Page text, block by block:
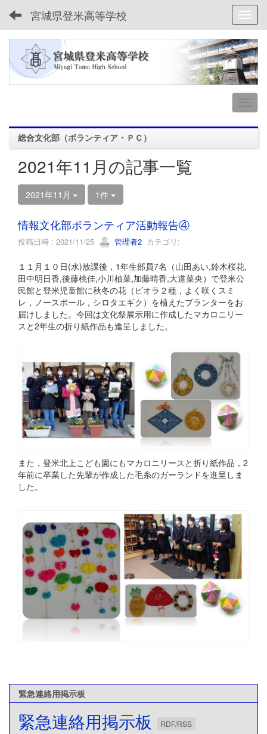
宮城県登米高等学校
総合文化部（ボランティア・ＰＣ）
2021年11月の記事一覧
2021年11月 1件
情報文化部ボランティア活動報告④
投稿日時 : 2021/11/25 管理者2 カテゴリ:
１１月１０日(水)放課後，1年生部員7名（山田あい,鈴木桜花,
田中明日香,後藤桃佳,小川柚菜,加藤晴香,大道菜央）で登米公
民館と登米児童館に秋冬の花（ビオラ２種，よく咲くスミ
レ，ノースポール，シロタエギク）を植えたプランターをお
届けしました。今回は文化祭展示用に作成したマカロニリー
スと2年生の折り紙作品も進呈しました。
また，登米北上こども園にもマカロニリースと折り紙作品，2
年前に卒業した先輩が作成した毛糸のガーランドを進呈しま
した。
緊急連絡用掲示板
緊急連絡用掲示板 RDF/RSS